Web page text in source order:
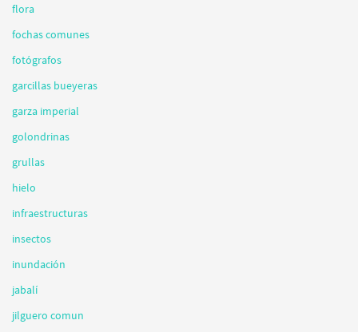
flora
fochas comunes
fotógrafos
garcillas bueyeras
garza imperial
golondrinas
grullas
hielo
infraestructuras
insectos
inundación
jabalí
jilguero comun